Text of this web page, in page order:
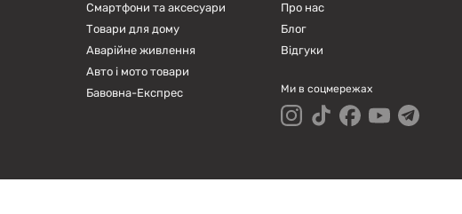
Смартфони та аксесуари
Товари для дому
Аварійне живлення
Авто і мото товари
Бавовна-Експрес
Про нас
Блог
Відгуки
Ми в соцмережах